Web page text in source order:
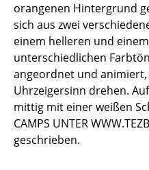
orangenen Hintergrund
sich aus zwei
einem helleren und
unterschiedlichen
angeordnet und animiert,
Uhrzeigersinn drehen.
mittig mit einer weißen
CAMPS UNTER
geschrieben.